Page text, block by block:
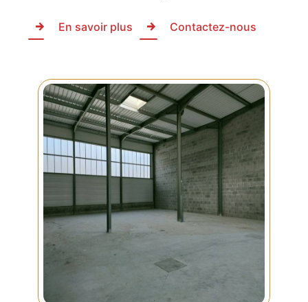
En savoir plus Contactez-nous